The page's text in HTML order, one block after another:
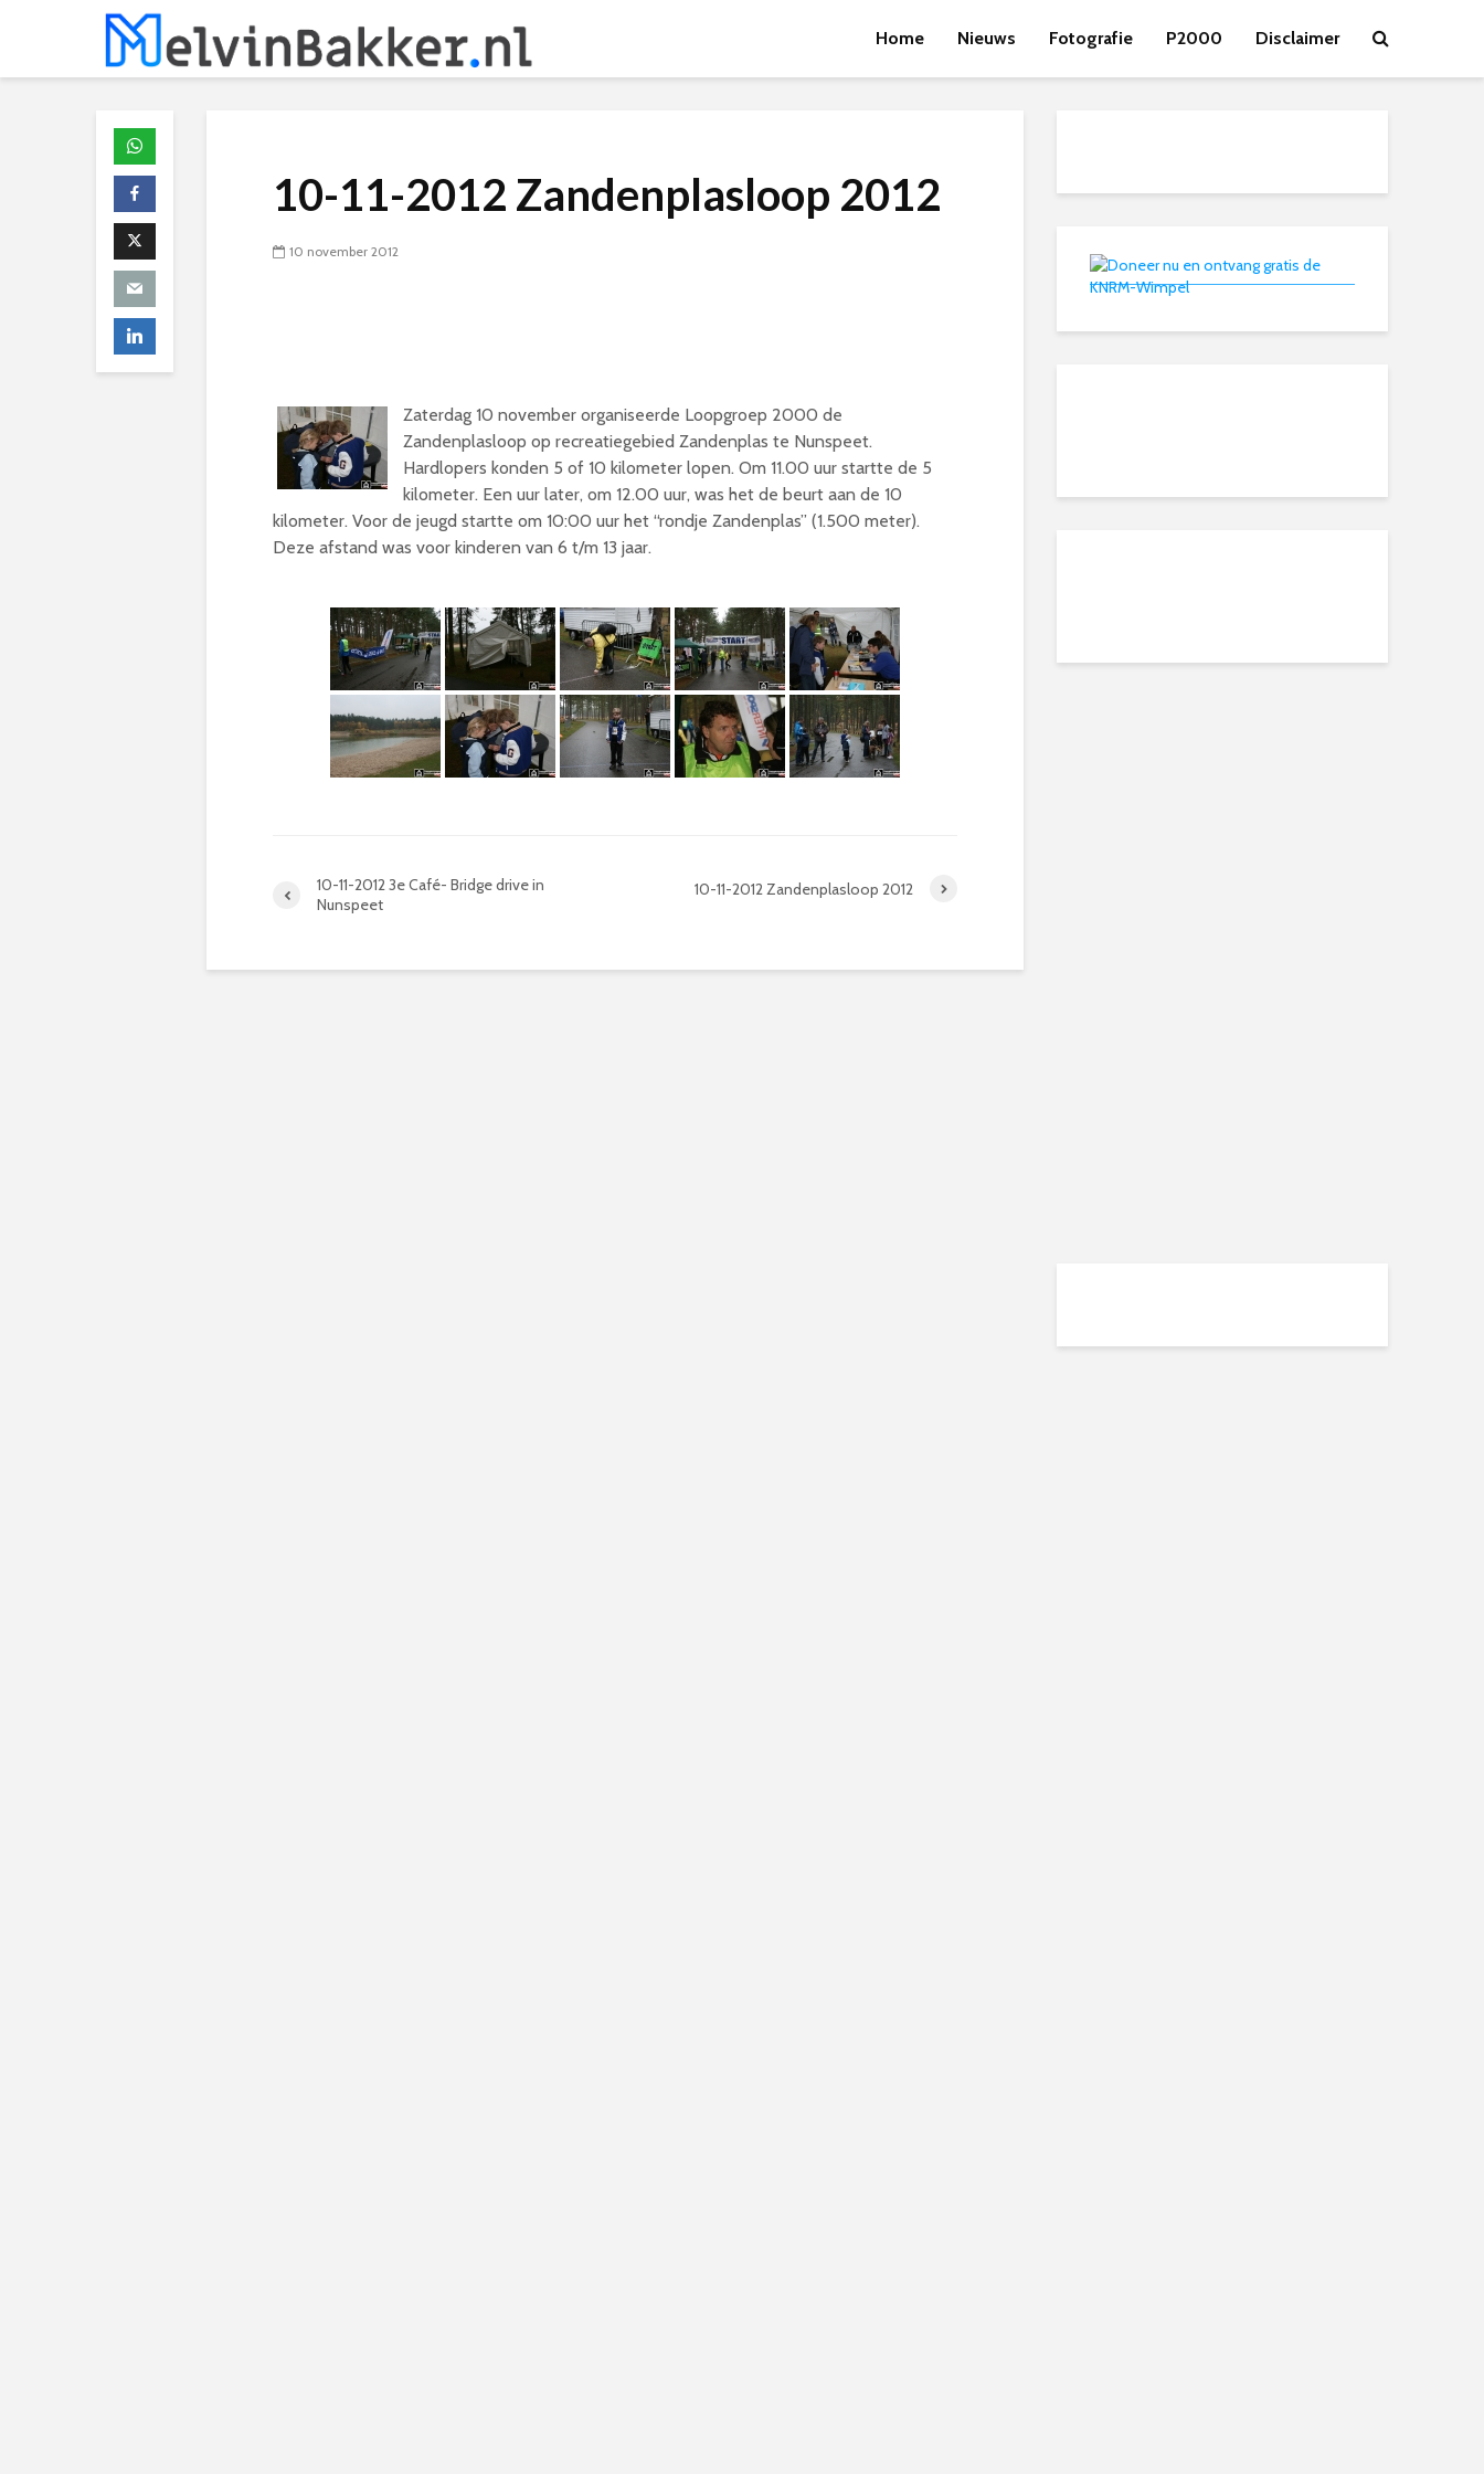
Home Nieuws Fotografie P2000 Disclaimer
10-11-2012 Zandenplasloop 2012
10 november 2012
Zaterdag 10 november organiseerde Loopgroep 2000 de
Zandenplasloop op recreatiegebied Zandenplas te Nunspeet.
Hardlopers konden 5 of 10 kilometer lopen. Om 11.00 uur startte de 5
kilometer. Een uur later, om 12.00 uur, was het de beurt aan de 10
kilometer. Voor de jeugd startte om 10:00 uur het “rondje Zandenplas” (1.500 meter).
Deze afstand was voor kinderen van 6 t/m 13 jaar.
10-11-2012 3e Café- Bridge drive in
Nunspeet
10-11-2012 Zandenplasloop 2012